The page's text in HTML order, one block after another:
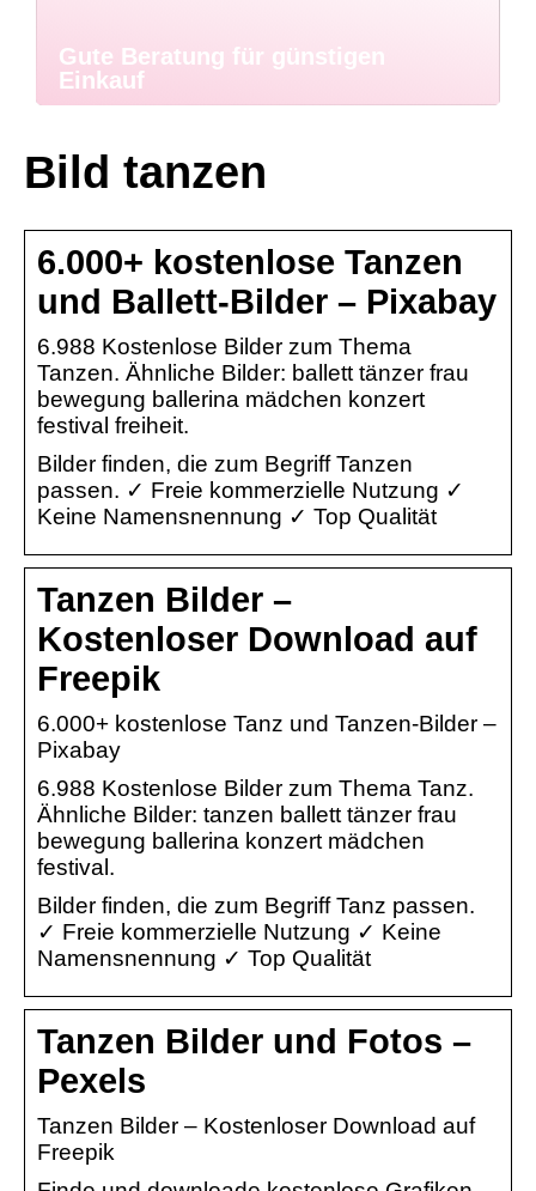
Gute Beratung für günstigen
Einkauf
Bild tanzen
6.000+ kostenlose Tanzen
und Ballett-Bilder – Pixabay
6.988 Kostenlose Bilder zum Thema
Tanzen. Ähnliche Bilder: ballett tänzer frau
bewegung ballerina mädchen konzert
festival freiheit.
Bilder finden, die zum Begriff Tanzen
passen. ✓ Freie kommerzielle Nutzung ✓
Keine Namensnennung ✓ Top Qualität
Tanzen Bilder –
Kostenloser Download auf
Freepik
6.000+ kostenlose Tanz und Tanzen-Bilder –
Pixabay
6.988 Kostenlose Bilder zum Thema Tanz.
Ähnliche Bilder: tanzen ballett tänzer frau
bewegung ballerina konzert mädchen
festival.
Bilder finden, die zum Begriff Tanz passen.
✓ Freie kommerzielle Nutzung ✓ Keine
Namensnennung ✓ Top Qualität
Tanzen Bilder und Fotos –
Pexels
Tanzen Bilder – Kostenloser Download auf
Freepik